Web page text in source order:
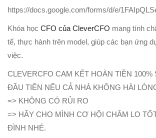
https://docs.google.com/forms/d/e/
Khóa học CFO của CleverCFO mang tính
tế, thực hành trên model, giúp các bạn ứng
việc.
CLEVERCFO CAM KẾT HOÀN TIỀN 100%
ĐẦU TIÊN NẾU CẢ NHÀ KHÔNG HÀI
=> KHÔNG CÓ RỦI RO
=> HÃY CHO MÌNH CƠ HỘI CHĂM LO
ĐÌNH NHÉ.